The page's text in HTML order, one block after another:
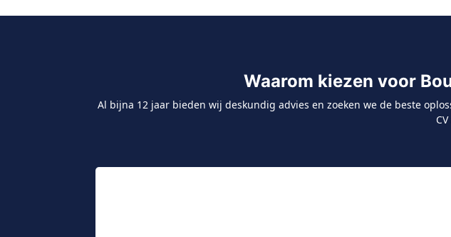
Waarom kiezen voor
Al bijna 12 jaar bieden wij deskundig advies en zoeken we de beste